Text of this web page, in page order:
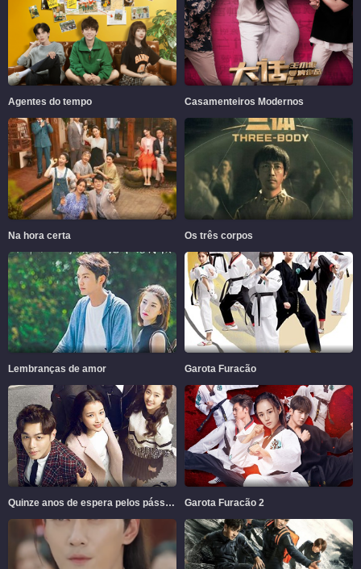
Agentes do tempo Casamenteiros Modernos
Na hora certa Os três corpos
Lembranças de amor Garota Furacão
Quinze anos de espera pelos pássaros migratórios Garota Furacão 2